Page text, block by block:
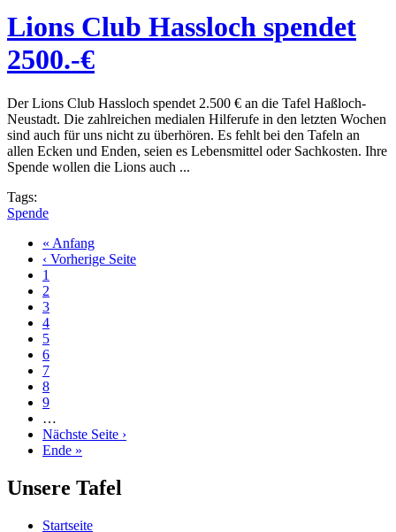
Lions Club Hassloch spendet
2500.-€
Der Lions Club Hassloch spendet 2.500 € an die Tafel Haßloch-
Neustadt. Die zahlreichen medialen Hilferufe in den letzten Wochen
sind auch für uns nicht zu überhören. Es fehlt bei den Tafeln an
allen Ecken und Enden, seien es Lebensmittel oder Sachkosten. Ihre
Spende wollen die Lions auch ...
Tags:
Spende
Seitennummerierung
Erste
Seite
« Anfang
Vorherige
Seite
‹ Vorherige Seite
Seite
1
Seite
2
Seite
3
Seite
4
Seite
5
Seite
6
Seite
7
Seite
8
Seite
9
…
Nächste
Seite
Nächste Seite ›
Letzte
Ende »
Unsere Tafel
Startseite